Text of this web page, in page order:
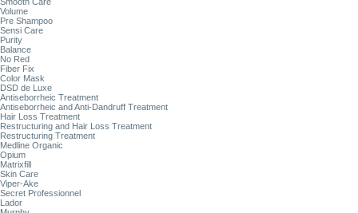
Volume
Pre Shampoo
Sensi Care
Purity
Balance
No Red
Fiber Fix
Color Mask
DSD de Luxe
Antiseborrheic Treatment
Antiseborrheic and Anti-Dandruff Treatment
Hair Loss Treatment
Restructuring and Hair Loss Treatment
Restructuring Treatment
Medline Organic
Opium
Matrixfill
Skin Care
Viper-Ake
Secret Professionnel
Lador